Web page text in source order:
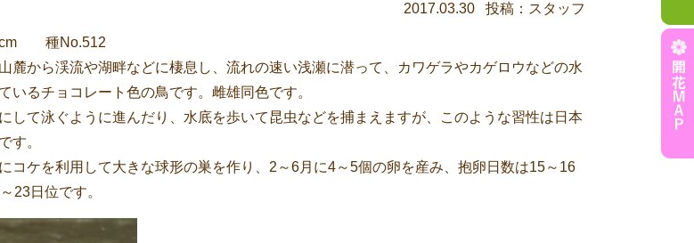
2017.03.30 投稿：スタッフ
種No.512
麓から渓流や湖畔などに棲息し、流れの速い浅瀬に潜って、カワゲラやカゲロウなどの水
いるチョコレート色の鳥です。雌雄同色です。
して泳ぐように進んだり、水底を歩いて昆虫などを捕まえますが、このような習性は日本
す。
コケを利用して大きな球形の巣を作り、2～6月に4～5個の卵を産み、抱卵日数は15～16
23日位です。